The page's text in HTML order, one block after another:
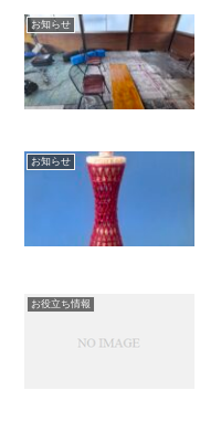
お知らせ
お知らせ
お役立ち情報